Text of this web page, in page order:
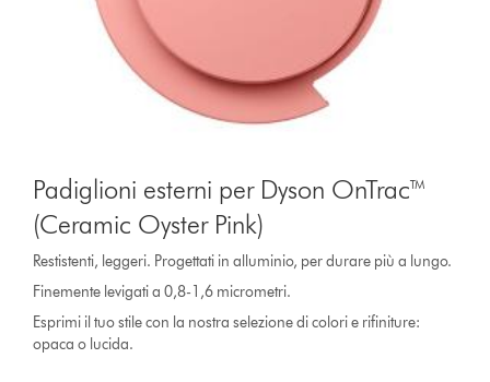
Padiglioni esterni per Dyson OnTrac™
(Ceramic Oyster Pink)
Restistenti, leggeri. Progettati in alluminio, per durare più a lungo.
Finemente levigati a 0,8-1,6 micrometri.
Esprimi il tuo stile con la nostra selezione di colori e rifiniture:
opaca o lucida.